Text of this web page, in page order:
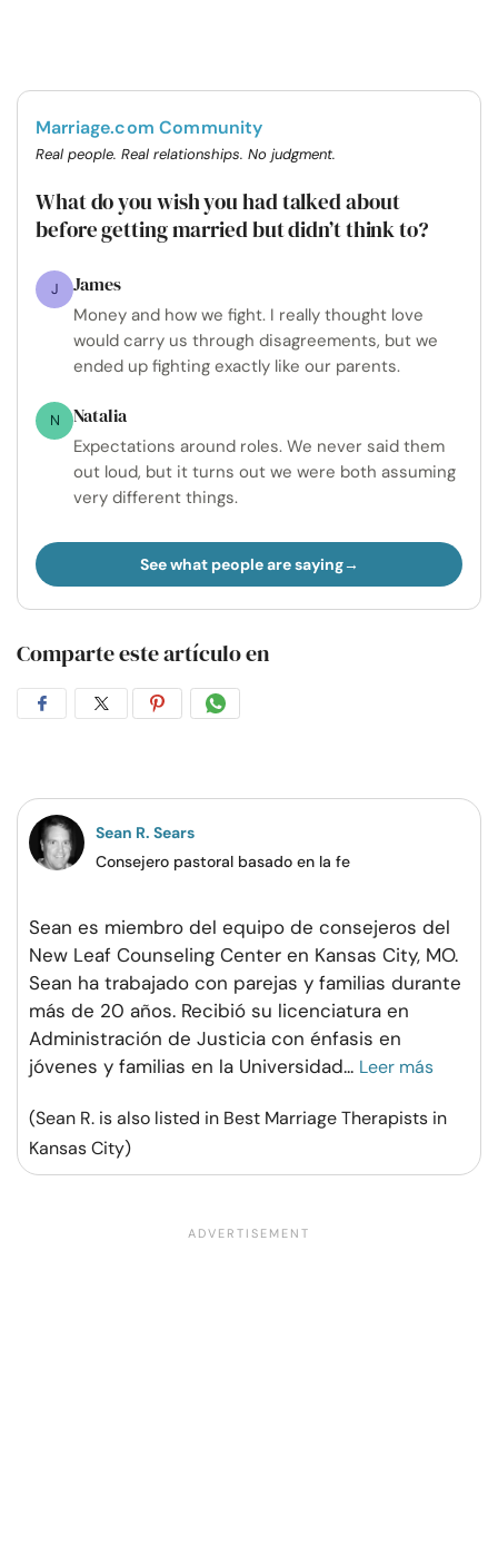
Marriage.com Community
Real people. Real relationships. No judgment.
What do you wish you had talked about
before getting married but didn’t think to?
J James
Money and how we fight. I really thought love
would carry us through disagreements, but we
ended up fighting exactly like our parents.
N Natalia
Expectations around roles. We never said them
out loud, but it turns out we were both assuming
very different things.
See what people are saying
Comparte este artículo en
CompartirCompartirCompartirCompartir
Sean R. Sears
Consejero pastoral basado en la fe
Sean es miembro del equipo de consejeros del
New Leaf Counseling Center en Kansas City, MO.
Sean ha trabajado con parejas y familias durante
más de 20 años. Recibió su licenciatura en
Administración de Justicia con énfasis en
jóvenes y familias en la Universidad... Leer más
(Sean R. is also listed in Best Marriage Therapists in
Kansas City)